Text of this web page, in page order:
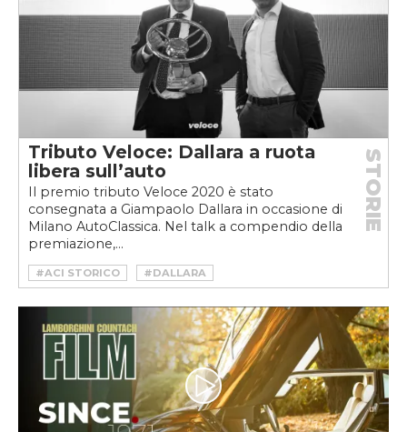
Tributo Veloce: Dallara a ruota
libera sull’auto
Il premio tributo Veloce 2020 è stato
consegnata a Giampaolo Dallara in occasione di
Milano AutoClassica. Nel talk a compendio della
premiazione,...
STORIE
#ACI STORICO
#DALLARA
#GIAMPAOLO DALLARA
#LAMBORGHINI
#LAMBORGHINI MIURA
#MILANO AUTOCLASSICA
#MIURA
#MOTORVALLEY
#POLO STORICO
#STRADALE
#SUPERCAR